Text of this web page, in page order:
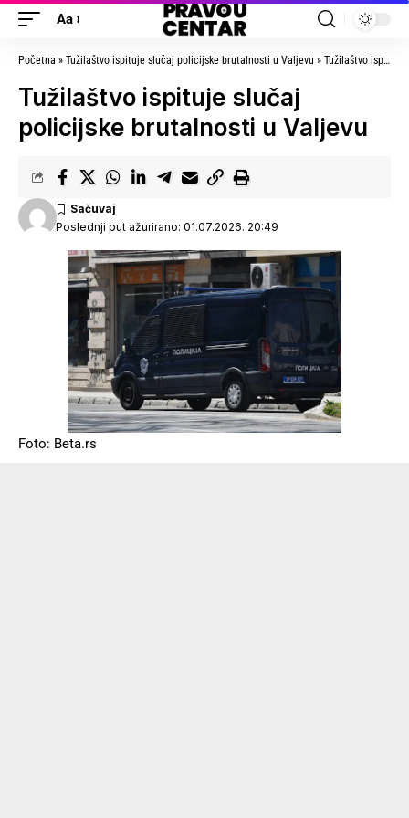
Aa
Početna » Tužilaštvo ispituje slučaj policijske brutalnosti u Valjevu » Tužilaštvo ispituje slučaj policijske brutalnosti u Valjevu
Tužilaštvo ispituje slučaj
policijske brutalnosti u Valjevu
Poslednji put ažurirano: 01.07.2026. 20:49
Foto: Beta.rs